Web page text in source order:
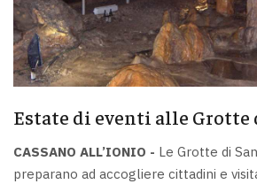
Estate di eventi alle Grotte
CASSANO ALL’IONIO - Le Grotte di
preparano ad accogliere cittadini e